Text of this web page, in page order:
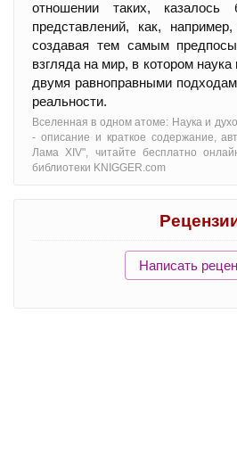
отношении таких, казалось
представлений, как,
создавая тем самым
взгляда на мир, в котором наука
двумя равноправными
реальности.
Вселенная в одном атоме: Наука и
- oписание и краткое содержание,
Лама XIV", читайте бесплатно
библиотеки KNIGGER.com
Написать